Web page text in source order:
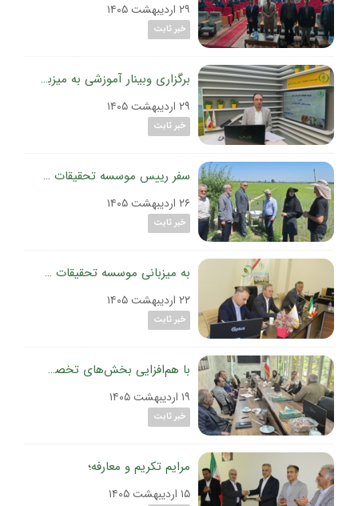
۲۹ اردیبهشت ۱۴۰۵
خبر ثابت
برگزاری وبینار آموزشی به میزبانی موسسه تحقیقات گیاه‌پزشکی کشور؛
۲۹ اردیبهشت ۱۴۰۵
خبر ثابت
سفر رییس موسسه تحقیقات گیاه‌پزشکی کشور به مازندران؛
۲۶ اردیبهشت ۱۴۰۵
خبر ثابت
به میزبانی موسسه تحقیقات گیاه‌پزشکی کشور برگزار شد:
۲۲ اردیبهشت ۱۴۰۵
خبر ثابت
با هم‌افزایی بخش‌های تخصصی و تقویت دبیرخانه ثبت آفت‌کش‌ها در موسسه تحقیقات گیاه‌پزشکی کشور
۱۹ اردیبهشت ۱۴۰۵
خبر ثابت
مرایم تکریم و معارفه؛
۱۵ اردیبهشت ۱۴۰۵